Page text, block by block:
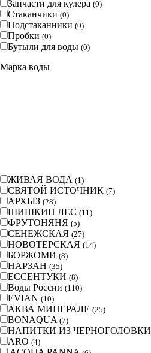
Запчасти для кулера (0)
Стаканчики (0)
Подстаканники (0)
Пробки (0)
Бутыли для воды (0)
Марка воды
ЖИВАЯ ВОДА (1)
СВЯТОЙ ИСТОЧНИК (7)
АРХЫЗ (28)
ШИШКИН ЛЕС (11)
ФРУТОНЯНЯ (5)
СЕНЕЖСКАЯ (27)
НОВОТЕРСКАЯ (14)
БОРЖОМИ (8)
НАРЗАН (35)
ЕССЕНТУКИ (8)
Воды России (110)
EVIAN (10)
АКВА МИНЕРАЛЕ (25)
BONAQUA (7)
НАПИТКИ ИЗ ЧЕРНОГОЛОВКИ
ARO (4)